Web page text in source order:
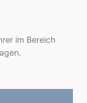
im Bereich